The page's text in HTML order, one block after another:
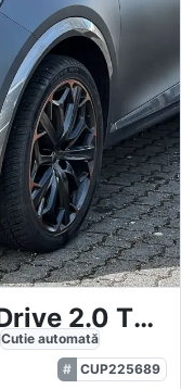
Cupra Formentor VZ 4Drive 2.0 TSI 310PS
Cutie automată
CUP225689